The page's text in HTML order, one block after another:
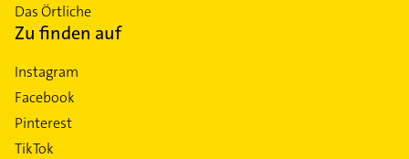
Das Örtliche
Zu finden auf
Instagram
Facebook
Pinterest
TikTok